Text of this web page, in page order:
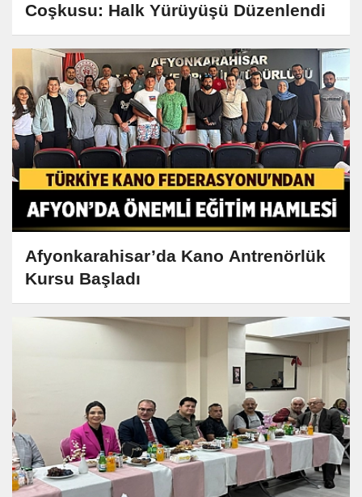
Coşkusu: Halk Yürüyüşü Düzenlendi
Afyonkarahisar’da Kano Antrenörlük
Kursu Başladı